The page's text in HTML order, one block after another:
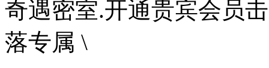
奇遇密室.开通贵宾会员
落专属 \